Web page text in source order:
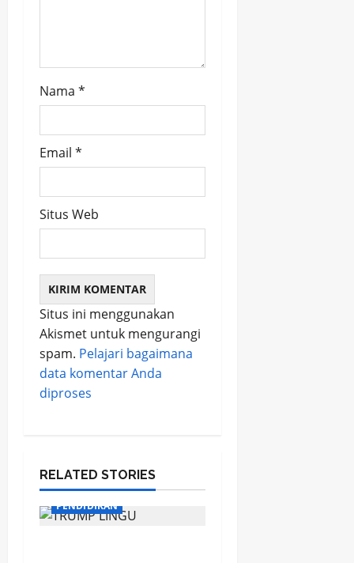
Nama *
Email *
Situs Web
Situs ini menggunakan
Akismet untuk mengurangi
spam. Pelajari bagaimana
data komentar Anda
diproses
RELATED STORIES
PENDIDIKAN